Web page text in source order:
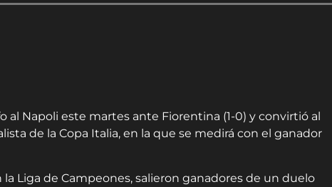
al Napoli este martes ante Fiorentina (1-0) y convirtió al
de la Copa Italia, en la que se medirá con el ganador
la Liga de Campeones, salieron ganadores de un duelo